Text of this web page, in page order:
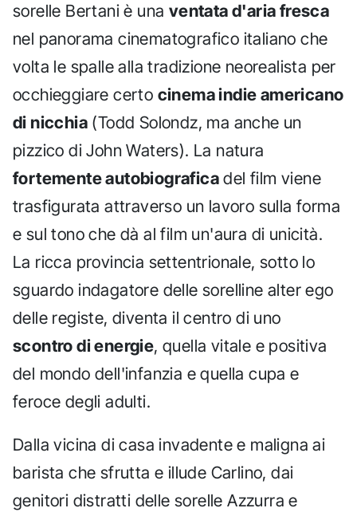
sorelle Bertani è una ventata d'aria fresca
nel panorama cinematografico italiano che
volta le spalle alla tradizione neorealista per
occhieggiare certo cinema indie americano
di nicchia (Todd Solondz, ma anche un
pizzico di John Waters). La natura
fortemente autobiografica del film viene
trasfigurata attraverso un lavoro sulla forma
e sul tono che dà al film un'aura di unicità.
La ricca provincia settentrionale, sotto lo
sguardo indagatore delle sorelline alter ego
delle registe, diventa il centro di uno
scontro di energie, quella vitale e positiva
del mondo dell'infanzia e quella cupa e
feroce degli adulti.
Dalla vicina di casa invadente e maligna ai
barista che sfrutta e illude Carlino, dai
genitori distratti delle sorelle Azzurra e